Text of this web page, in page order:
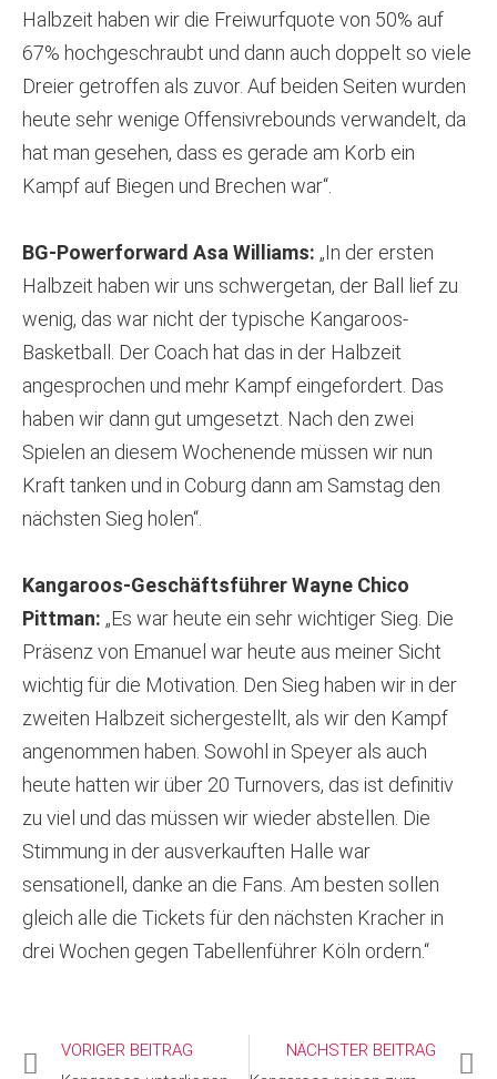
Halbzeit haben wir die Freiwurfquote von 50% auf
67% hochgeschraubt und dann auch doppelt so viele
Dreier getroffen als zuvor. Auf beiden Seiten wurden
heute sehr wenige Offensivrebounds verwandelt, da
hat man gesehen, dass es gerade am Korb ein
Kampf auf Biegen und Brechen war“.
BG-Powerforward Asa Williams: „In der ersten
Halbzeit haben wir uns schwergetan, der Ball lief zu
wenig, das war nicht der typische Kangaroos-
Basketball. Der Coach hat das in der Halbzeit
angesprochen und mehr Kampf eingefordert. Das
haben wir dann gut umgesetzt. Nach den zwei
Spielen an diesem Wochenende müssen wir nun
Kraft tanken und in Coburg dann am Samstag den
nächsten Sieg holen“.
Kangaroos-Geschäftsführer Wayne Chico
Pittman: „Es war heute ein sehr wichtiger Sieg. Die
Präsenz von Emanuel war heute aus meiner Sicht
wichtig für die Motivation. Den Sieg haben wir in der
zweiten Halbzeit sichergestellt, als wir den Kampf
angenommen haben. Sowohl in Speyer als auch
heute hatten wir über 20 Turnovers, das ist definitiv
zu viel und das müssen wir wieder abstellen. Die
Stimmung in der ausverkauften Halle war
sensationell, danke an die Fans. Am besten sollen
gleich alle die Tickets für den nächsten Kracher in
drei Wochen gegen Tabellenführer Köln ordern.“
VORIGER BEITRAG
NÄCHSTER BEITRAG